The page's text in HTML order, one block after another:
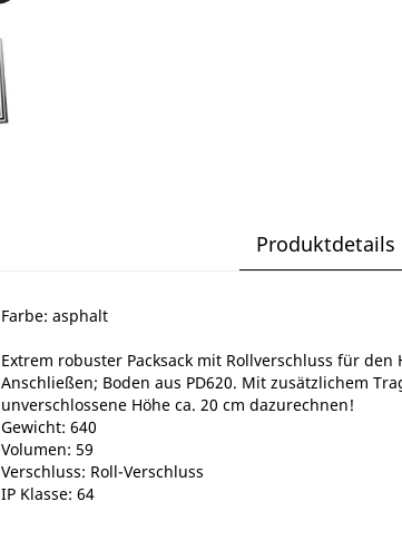
Produktdetails
Farbe: asphalt
Extrem robuster Packsack mit Rollverschluss für
Anschließen; Boden aus PD620. Mit zusätzlichem
unverschlossene Höhe ca. 20 cm dazurechnen!
Gewicht: 640
Volumen: 59
Verschluss: Roll-Verschluss
IP Klasse: 64